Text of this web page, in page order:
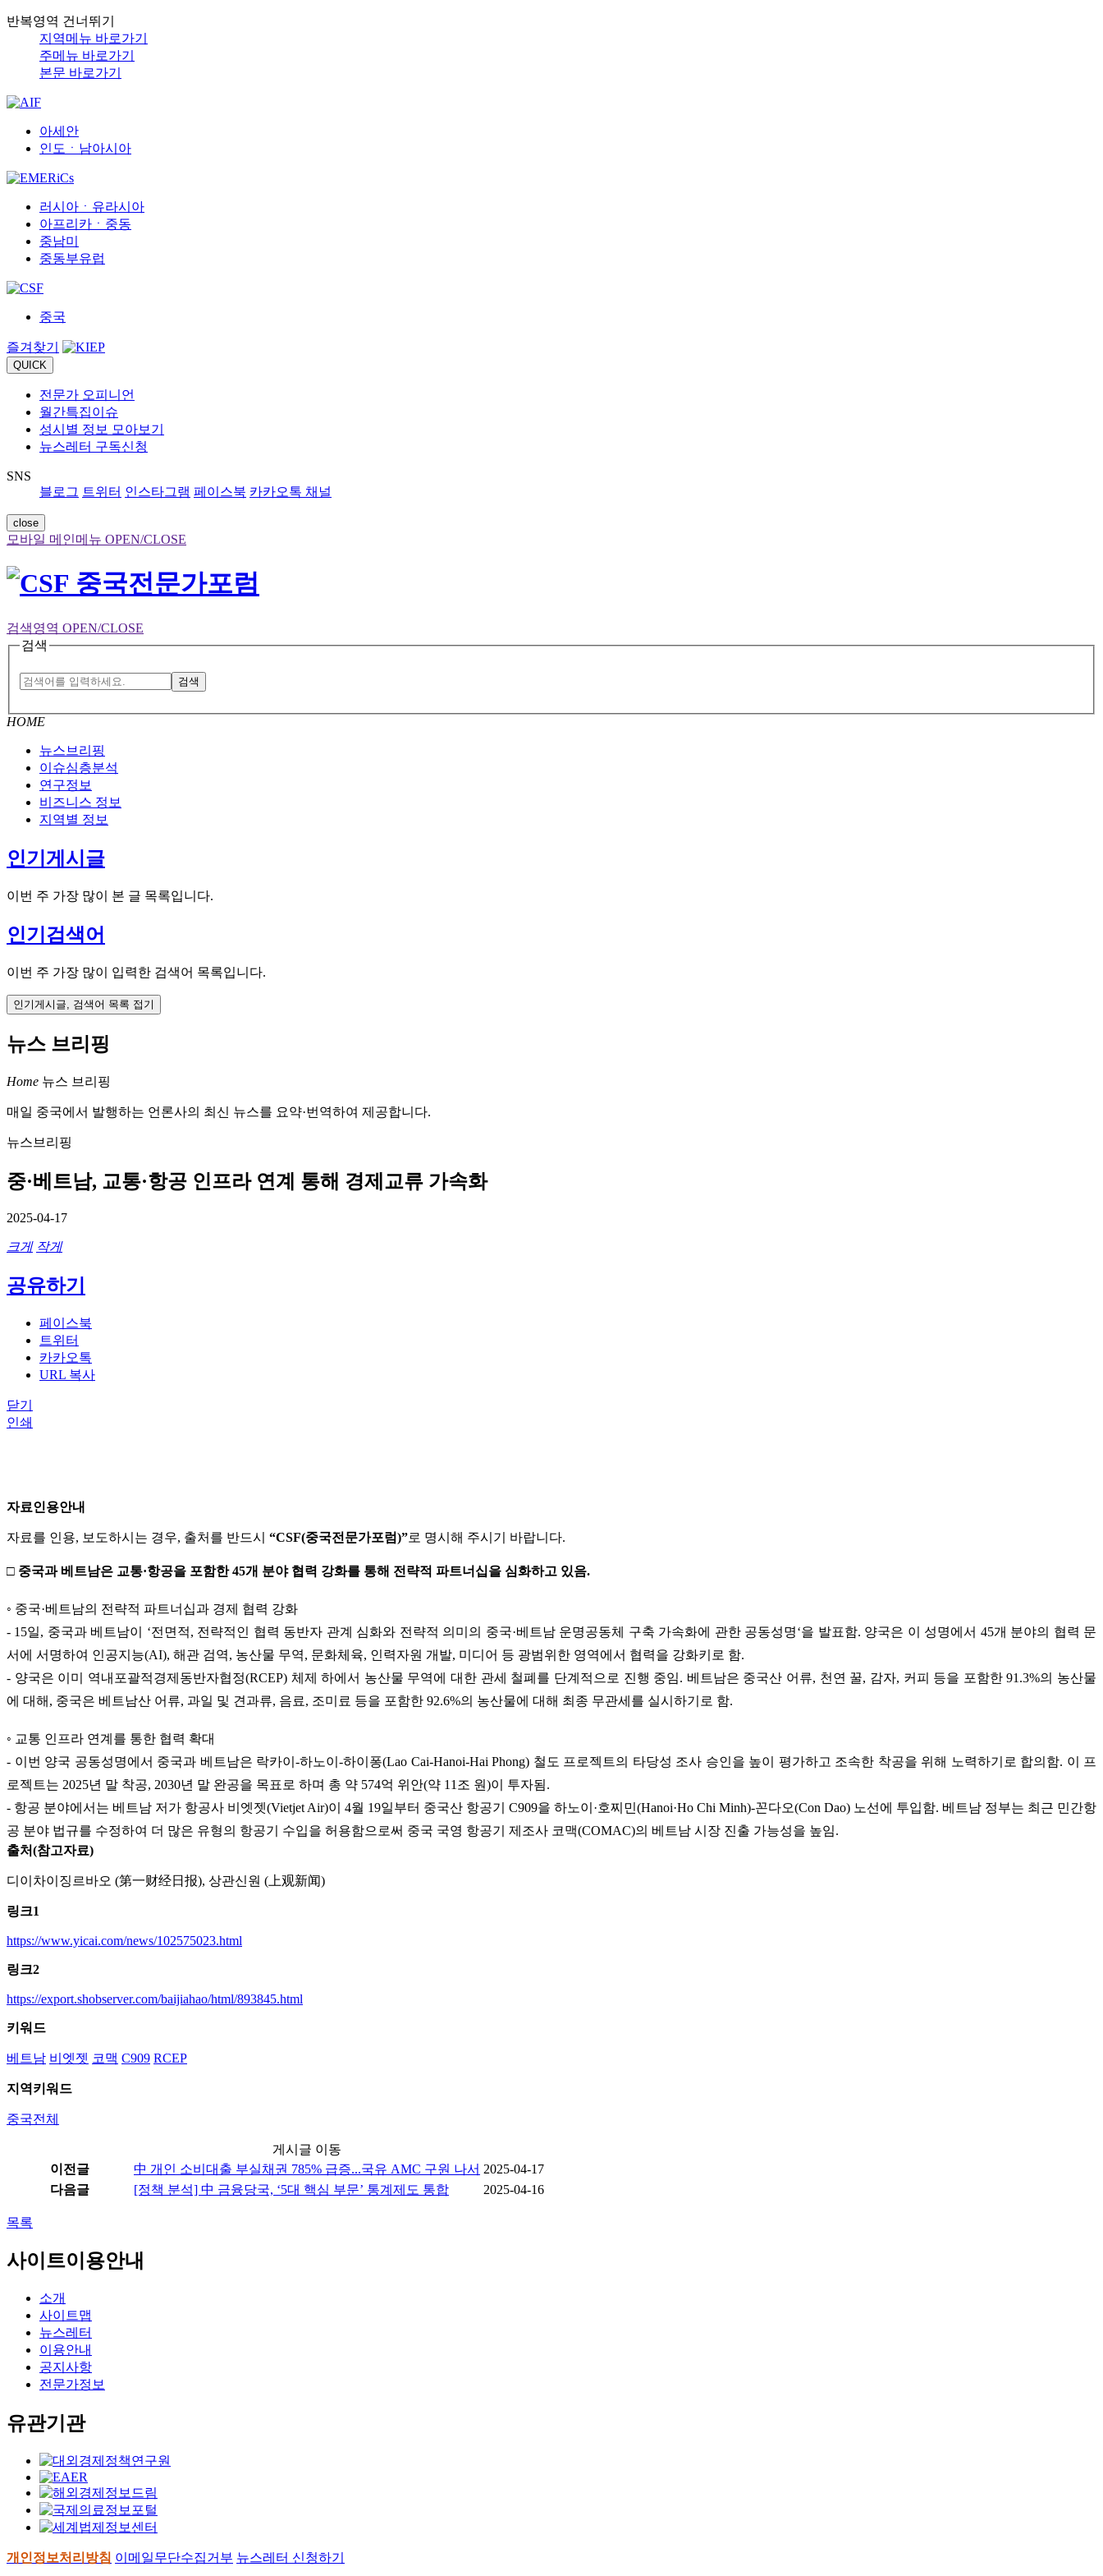
반복영역 건너뛰기
지역메뉴 바로가기
주메뉴 바로가기
본문 바로가기
아세안
인도ㆍ남아시아
러시아ㆍ유라시아
아프리카ㆍ중동
중남미
중동부유럽
중국
즐겨찾기
QUICK
전문가 오피니언
월간특집이슈
성시별 정보 모아보기
뉴스레터 구독신청
SNS
블로그 트위터 인스타그램 페이스북 카카오톡 채널
close
모바일 메인메뉴 OPEN/CLOSE
검색영역 OPEN/CLOSE
검색
검색
HOME
뉴스브리핑
이슈심층분석
연구정보
비즈니스 정보
지역별 정보
인기게시글
이번 주 가장 많이 본 글 목록입니다.
인기검색어
이번 주 가장 많이 입력한 검색어 목록입니다.
인기게시글, 검색어 목록 접기
뉴스 브리핑
Home 뉴스 브리핑
매일 중국에서 발행하는 언론사의 최신 뉴스를 요약·번역하여 제공합니다.
뉴스브리핑
중·베트남, 교통·항공 인프라 연계 통해 경제교류 가속화
2025-04-17
크게 작게
공유하기
페이스북
트위터
카카오톡
URL 복사
닫기
인쇄
자료인용안내
자료를 인용, 보도하시는 경우, 출처를 반드시 “CSF(중국전문가포럼)”로 명시해 주시기 바랍니다.
□ 중국과 베트남은 교통·항공을 포함한 45개 분야 협력 강화를 통해 전략적 파트너십을 심화하고 있음.
◦ 중국·베트남의 전략적 파트너십과 경제 협력 강화
- 15일, 중국과 베트남이 ‘전면적, 전략적인 협력 동반자 관계 심화와 전략적 의미의 중국·베트남 운명공동체 구축 가속화에 관한 공동성명‘을 발표함. 양국은 이 성명에서 45개 분야의 협력 문
서에 서명하여 인공지능(AI), 해관 검역, 농산물 무역, 문화체육, 인력자원 개발, 미디어 등 광범위한 영역에서 협력을 강화키로 함.
- 양국은 이미 역내포괄적경제동반자협정(RCEP) 체제 하에서 농산물 무역에 대한 관세 철폐를 단계적으로 진행 중임. 베트남은 중국산 어류, 천연 꿀, 감자, 커피 등을 포함한 91.3%의 농산물
에 대해, 중국은 베트남산 어류, 과일 및 견과류, 음료, 조미료 등을 포함한 92.6%의 농산물에 대해 최종 무관세를 실시하기로 함.
◦ 교통 인프라 연계를 통한 협력 확대
- 이번 양국 공동성명에서 중국과 베트남은 락카이-하노이-하이퐁(Lao Cai-Hanoi-Hai Phong) 철도 프로젝트의 타당성 조사 승인을 높이 평가하고 조속한 착공을 위해 노력하기로 합의함. 이 프
로젝트는 2025년 말 착공, 2030년 말 완공을 목표로 하며 총 약 574억 위안(약 11조 원)이 투자됨.
- 항공 분야에서는 베트남 저가 항공사 비엣젯(Vietjet Air)이 4월 19일부터 중국산 항공기 C909을 하노이·호찌민(Hanoi·Ho Chi Minh)-꼰다오(Con Dao) 노선에 투입함. 베트남 정부는 최근 민간항
공 분야 법규를 수정하여 더 많은 유형의 항공기 수입을 허용함으로써 중국 국영 항공기 제조사 코맥(COMAC)의 베트남 시장 진출 가능성을 높임.
출처(참고자료)
디이차이징르바오 (第一财经日报), 상관신원 (上观新闻)
링크1
https://www.yicai.com/news/102575023.html
링크2
https://export.shobserver.com/baijiahao/html/893845.html
키워드
베트남 비엣젯 코맥 C909 RCEP
지역키워드
중국전체
게시글 이동
이전글
中 개인 소비대출 부실채권 785% 급증...국유 AMC 구원 나서 2025-04-17
다음글
[정책 분석] 中 금융당국, ‘5대 핵심 부문’ 통계제도 통합 2025-04-16
목록
사이트이용안내
소개
사이트맵
뉴스레터
이용안내
공지사항
전문가정보
유관기관
개인정보처리방침 이메일무단수집거부 뉴스레터 신청하기